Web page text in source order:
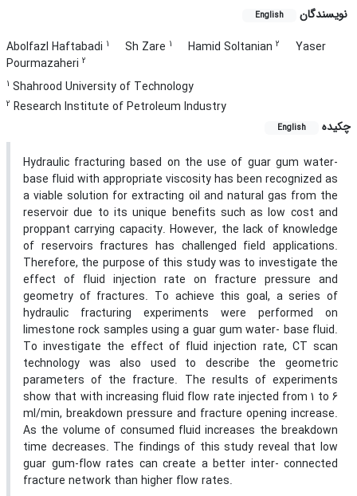
نویسندگان English
Abolfazl Haftabadi 1 Sh Zare 1 Hamid Soltanian 2
Yaser
Pourmazaheri 2
1 Shahrood University of Technology
2 Research Institute of Petroleum Industry
چکیده
English
Hydraulic fracturing based on the use of guar gum water-
base fluid with appropriate viscosity has been recognized as
a viable solution for extracting oil and natural gas from the
reservoir due to its unique benefits such as low cost and
proppant carrying capacity. However, the lack of knowledge
of reservoirs fractures has challenged field applications.
Therefore, the purpose of this study was to investigate the
effect of fluid injection rate on fracture pressure and
geometry of fractures. To achieve this goal, a series of
hydraulic fracturing experiments were performed on
limestone rock samples using a guar gum water- base fluid.
To investigate the effect of fluid injection rate, CT scan
technology was also used to describe the geometric
parameters of the fracture. The results of experiments
show that with increasing fluid flow rate injected from 1 to 6
ml/min, breakdown pressure and fracture opening increase.
As the volume of consumed fluid increases the breakdown
time decreases. The findings of this study reveal that low
guar gum-flow rates can create a better inter- connected
fracture network than higher flow rates.